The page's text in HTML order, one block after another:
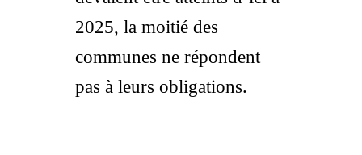
2025, la moitié des
communes ne répondent
pas à leurs obligations.